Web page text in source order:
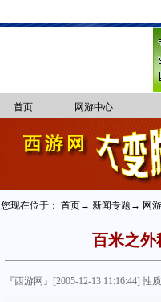
首页 网游中心
您现在位于： 首页→ 新闻专题→ 网
百米之外
『西游网』[2005-12-13 11:16:44]